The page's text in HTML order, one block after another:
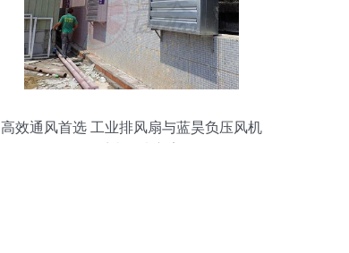
高效通风首选 工业排风扇与蓝昊负压风机